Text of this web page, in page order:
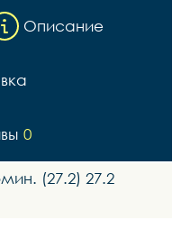
Описание
0
(27.2) 27.2